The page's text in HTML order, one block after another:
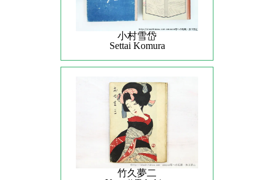
小村雪岱
Settai Komura
竹久夢二